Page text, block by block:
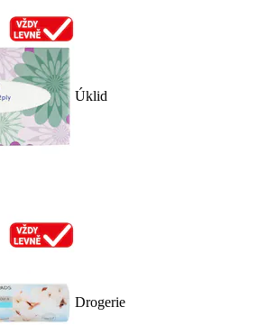
Úklid
Drogerie